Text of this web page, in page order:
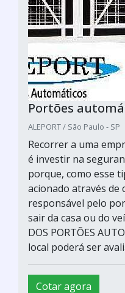
Portões
ALEPORT / São Paulo - SP
Recorrer a uma
é investir na
porque, como esse
acionado através
responsável pelo
sair da casa ou do
DOS PORTÕES
local poderá ser
Cotar agora